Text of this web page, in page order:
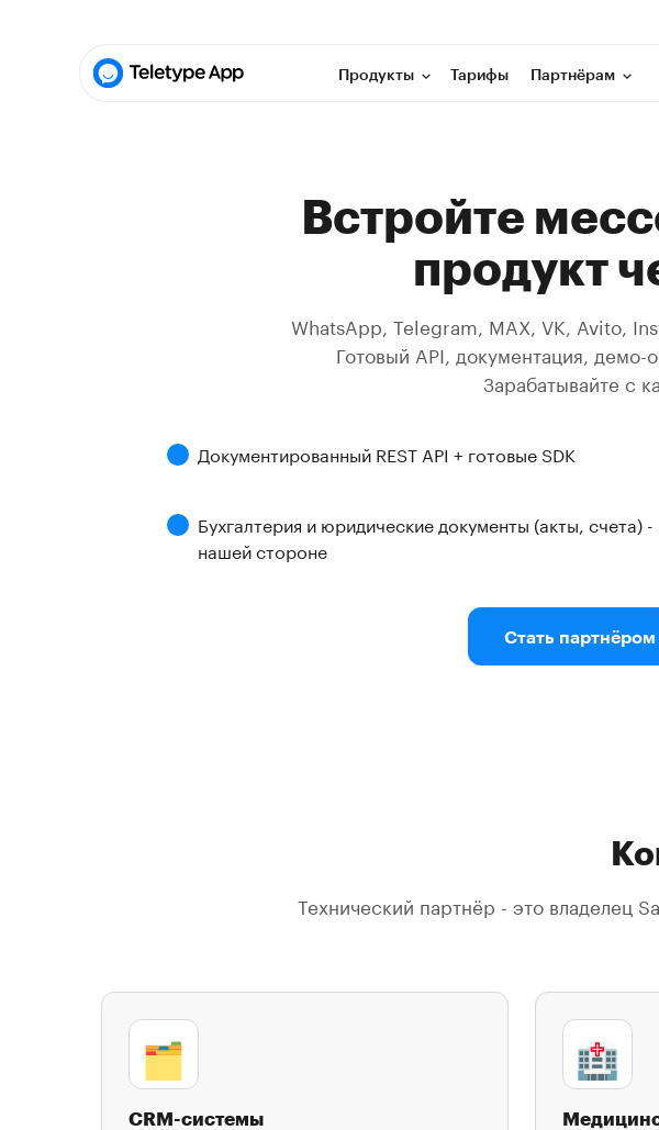
Продукты Тарифы Партнёрам
Встройте
продукт
WhatsApp, Telegram, MAX, VK, Avito,
Готовый API, документация,
Зарабатывайте с
Документированный REST API + готовые SDK
Бухгалтерия и юридические документы (акты, счета) -
нашей стороне
Стать партнёром
Технический партнёр - это владелец
🗂️
CRM-системы
🏥